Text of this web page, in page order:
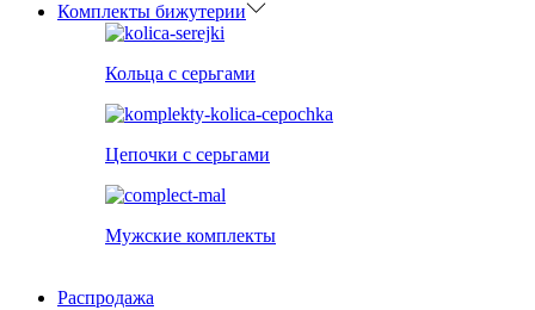
Комплекты бижутерии
Кольца с серьгами
Цепочки с серьгами
Мужские комплекты
Распродажа